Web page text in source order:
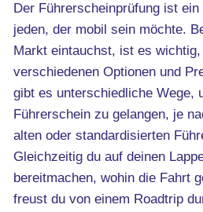
Der Führerscheinprüfung ist
jeden, der mobil sein möchte.
Markt eintauchst, ist es
verschiedenen Optionen und
gibt es unterschiedliche Wege,
Führerschein zu gelangen, je
alten oder standardisierten
Gleichzeitig du auf deinen
bereitmachen, wohin die Fahrt
freust du von einem Roadtrip